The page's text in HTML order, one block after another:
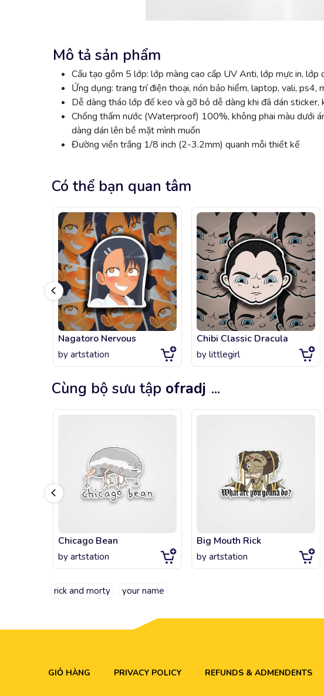
Mô tả sản phẩm
Cấu tạo gồm 5 lớp: lớp màng cao cấp UV Anti, lớp mực in,
Ứng dụng: trang trí điện thoại, nón bảo hiểm, laptop, vali, ps4,
Dễ dàng tháo lớp đế keo và gỡ bỏ dễ dàng khi đã dán
Chống thấm nước (Waterproof) 100%, không phai màu dưới
dàng dán lên bề mặt mình muốn
Đường viền trắng 1/8 inch (2-3.2mm) quanh mỗi thiết kế
Có thể bạn quan tâm
Nagatoro Nervous
by artstation
Chibi Classic Dracula
by littlegirl
Cùng bộ sưu tập ofradj ...
Chicago Bean
by artstation
Big Mouth Rick
by artstation
rick and morty your name
GIỎ HÀNG PRIVACY POLICY REFUNDS & ADMENDENTS